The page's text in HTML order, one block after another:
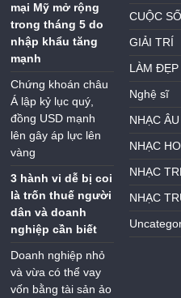
mại Mỹ mở rộng
trong tháng 5 do
nhập khẩu tăng
mạnh
Chứng khoán châu
Á lập kỷ lục quý,
đồng USD mạnh
lên gây áp lực lên
vàng
3 hành vi dễ bị coi
là trốn thuế người
dân và doanh
nghiệp cần biết
Doanh nghiệp nhỏ
và vừa có thể vay
vốn bằng tài sản ảo
CUỘC
GIẢI TRÍ
LÀM ĐẸP
Nghệ sĩ
NHẠC
NHẠC
NHẠC
NHẠC